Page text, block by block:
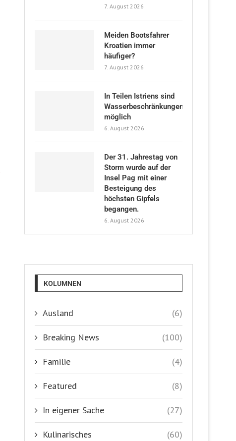
7. August 2026
Meiden Bootsfahrer
Kroatien immer
häufiger?
7. August 2026
In Teilen Istriens sind
Wasserbeschränkungen
möglich
6. August 2026
Der 31. Jahrestag von
Storm wurde auf der
Insel Pag mit einer
Besteigung des
höchsten Gipfels
begangen.
6. August 2026
KOLUMNEN
Ausland (6)
Breaking News (100)
Familie (4)
Featured (8)
In eigener Sache (27)
Kulinarisches (60)